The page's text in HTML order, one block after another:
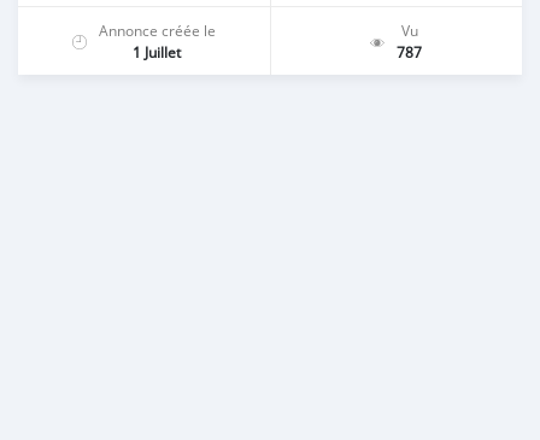
Annonce créée le
1 Juillet
Vu
787